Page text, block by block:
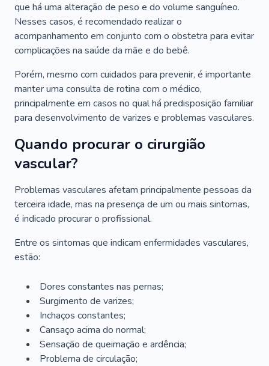
que há uma alteração de peso e do volume sanguíneo.
Nesses casos, é recomendado realizar o
acompanhamento em conjunto com o obstetra para evitar
complicações na saúde da mãe e do bebê.
Porém, mesmo com cuidados para prevenir, é importante
manter uma consulta de rotina com o médico,
principalmente em casos no qual há predisposição familiar
para desenvolvimento de varizes e problemas vasculares.
Quando procurar o cirurgião
vascular?
Problemas vasculares afetam principalmente pessoas da
terceira idade, mas na presença de um ou mais sintomas,
é indicado procurar o profissional.
Entre os sintomas que indicam enfermidades vasculares,
estão:
Dores constantes nas pernas;
Surgimento de varizes;
Inchaços constantes;
Cansaço acima do normal;
Sensação de queimação e ardência;
Problema de circulação;